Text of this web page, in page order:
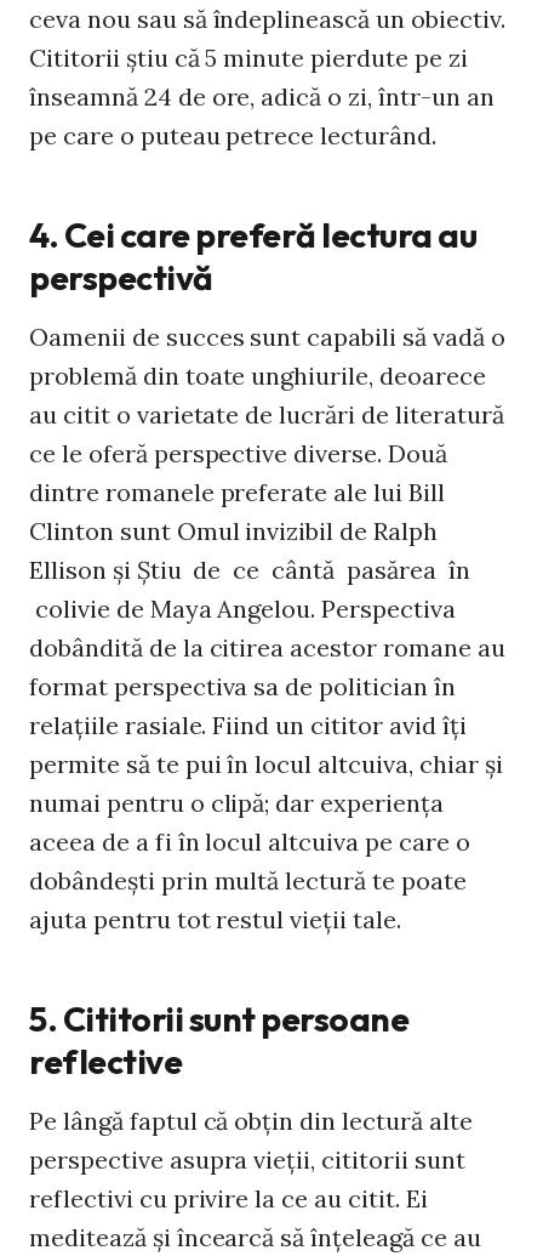
ceva nou sau să îndeplinească un obiectiv.
Cititorii ştiu că 5 minute pierdute pe zi
înseamnă 24 de ore, adică o zi, într-un an
pe care o puteau petrece lecturând.
4. Cei care preferă lectura au
perspectivă
Oamenii de succes sunt capabili să vadă o
problemă din toate unghiurile, deoarece
au citit o varietate de lucrări de literatură
ce le oferă perspective diverse. Două
dintre romanele preferate ale lui Bill
Clinton sunt Omul invizibil de Ralph
Ellison şi Știu de ce cântă pasărea în
colivie de Maya Angelou. Perspectiva
dobândită de la citirea acestor romane au
format perspectiva sa de politician în
relaţiile rasiale. Fiind un cititor avid îţi
permite să te pui în locul altcuiva, chiar şi
numai pentru o clipă; dar experienţa
aceea de a fi în locul altcuiva pe care o
dobândeşti prin multă lectură te poate
ajuta pentru tot restul vieţii tale.
5. Cititorii sunt persoane
reflective
Pe lângă faptul că obţin din lectură alte
perspective asupra vieţii, cititorii sunt
reflectivi cu privire la ce au citit. Ei
meditează şi încearcă să înţeleagă ce au